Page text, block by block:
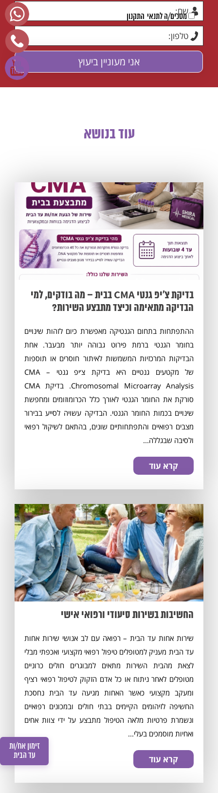
מסכים/ה לתנאי התקנון
עוד בנושא
בדיקת צ׳יפ גנטי CMA בבית – מה בודקים, למי
הבדיקה מתאימה וכיצד מתבצע השירות?
ההתפתחות בתחום הגנטיקה מאפשרת כיום לזהות שינויים
בחומר הגנטי ברמת פירוט גבוהה יותר מבעבר. אחת
הבדיקות המרכזיות המשמשות לאיתור חוסרים או תוספות
של מקטעים גנטיים היא בדיקת צ׳יפ גנטי CMA –
Chromosomal Microarray Analysis. בדיקת CMA
סורקת את החומר הגנטי לאורך כלל הכרומוזומים ומחפשת
שינויים בכמות החומר הגנטי. הבדיקה עשויה לסייע בבירור
מצבים רפואיים והתפתחותיים שונים, בהתאם לשיקול רפואי
ולסיבה שבגללה...
קרא עוד
החשיבות בשירות סיעודי ורפואי אישי
שירות אחות עד הבית – רפואה עם לב אנושי שירות אחות
עד הבית מעניק למטופלים טיפול רפואי מקצועי ואכפתי מבלי
לצאת מהבית השירות מתאים למבוגרים חולים כרוניים
מטופלים לאחר ניתוח או כל אדם הזקוק לטיפול רפואי רציף
ומעקב מקצועי כאשר האחות מגיעה עד הבית נחסכת
החשיפה לזיהומים הקיימים בבתי חולים ובמכונים רפואיים
ונשמרת פרטיות מלאה הטיפול מתבצע על ידי צוות אחים
ואחיות מוסמכים בעלי...
קרא עוד
זימון אח/ות
עד הבית
מסכים/ה לתנאי התקנון